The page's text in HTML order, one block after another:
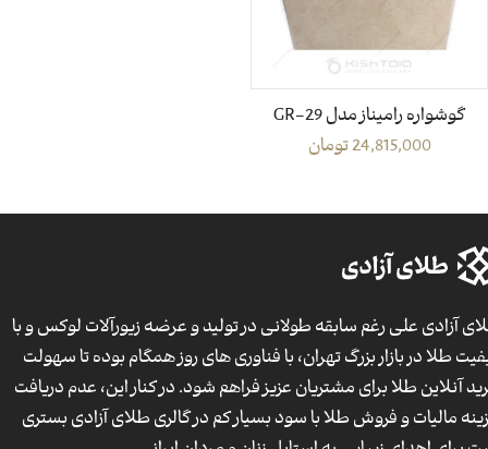
گوشواره رامیناز مدل GR-29
24,815,000تومان
آزادی علی رغم سابقه طولانی در تولید و عرضه زیورآلات لوکس و با
طلا در بازار بزرگ تهران، با فناوری های روز همگام بوده تا سهولت
آنلاین طلا برای مشتریان عزیز فراهم شود. در کنار این، عدم دریافت
مالیات و فروش طلا با سود بسیار کم در گالری طلای آزادی بستری